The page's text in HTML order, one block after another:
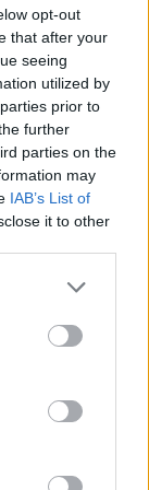
opt-out
that after your
seeing
utilized by
prior to
further
parties on the
may
IAB’s List of
it to other
ξεκίνησε το
πολιορκία η
στη Θεσσαλονίκη
Γκρέι (pics)